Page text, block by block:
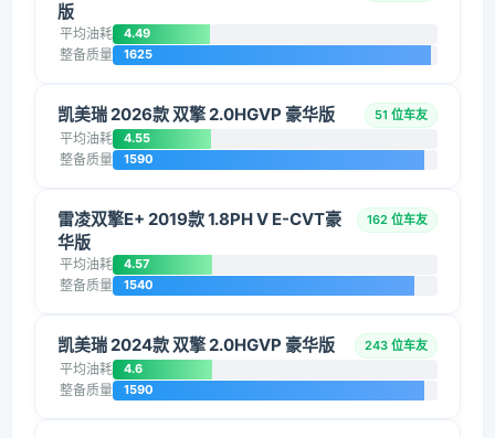
版
平均油耗 4.49
整备质量 1625
凯美瑞 2026款 双擎 2.0HGVP 豪华版 51 位车友
平均油耗 4.55
整备质量 1590
雷凌双擎E+ 2019款 1.8PH V E-CVT豪
华版
162 位车友
平均油耗 4.57
整备质量 1540
凯美瑞 2024款 双擎 2.0HGVP 豪华版 243 位车友
平均油耗 4.6
整备质量 1590